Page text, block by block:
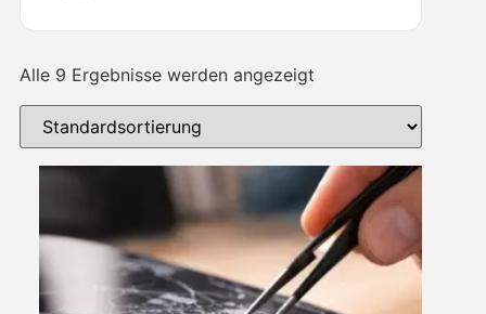
Alle 9 Ergebnisse werden angezeigt